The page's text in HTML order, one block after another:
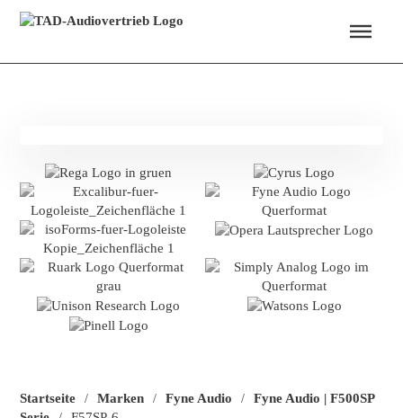
Menü überspringen
Startseite / Marken / Fyne Audio /
Fyne Audio | F500SP